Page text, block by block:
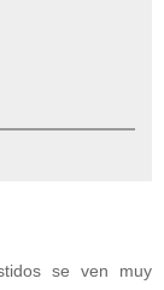
se ven muy